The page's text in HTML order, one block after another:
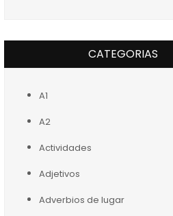
CATEGORIAS
A1
A2
Actividades
Adjetivos
Adverbios de lugar